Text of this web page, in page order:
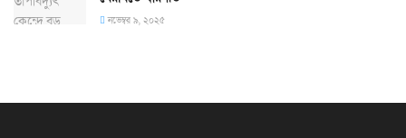
নভেম্বর ৯, ২০২৫